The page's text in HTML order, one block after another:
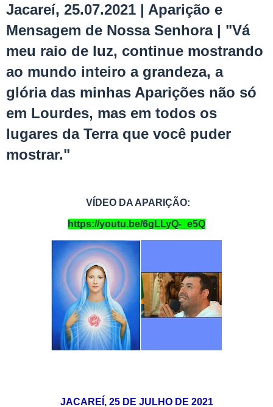
Jacareí, 25.07.2021 | Aparição e
Mensagem de Nossa Senhora | "Vá
meu raio de luz, continue mostrando
ao mundo inteiro a grandeza, a
glória das minhas Aparições não só
em Lourdes, mas em todos os
lugares da Terra que você puder
mostrar."
VÍDEO DA APARIÇÃO:
https://youtu.be/6gLLyQ-_e5Q
JACAREÍ, 25 D E JU LHO DE 2021